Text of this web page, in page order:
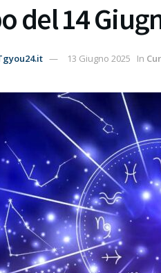
del 14
13 Giugno 2025 In